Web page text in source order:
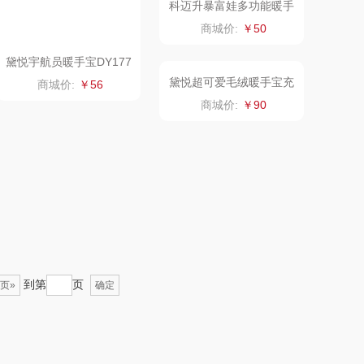
选码头 家之礼
翼眠 TKK
黛悦宇航员暖手宝DY177
0暖手充电宝现货秒发
商城价: ￥56
充电宝现货秒发暖手充电
宝萌宠系列
商城价: ￥63